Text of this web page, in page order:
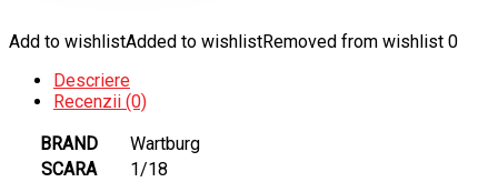
Add to wishlistAdded to wishlistRemoved from wishlist 0
Descriere
Recenzii (0)
BRAND
Wartburg
SCARA
1/18